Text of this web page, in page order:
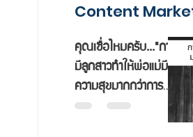
Content
คุณเชื่อไหมครับ..."การ
มีลูกสาวทำให้พ่อแม่มี
ความสุขมากกว่าการมี
ลูกชายถึงสองเท่า"